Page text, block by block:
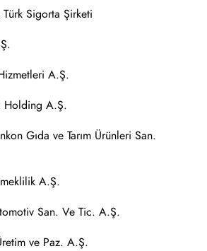
Sigorta Şirketi
A.Ş.
Holding A.Ş.
Gıda ve Tarım Ürünleri San.
A.Ş.
San. Ve Tic. A.Ş.
ve Paz. A.Ş.